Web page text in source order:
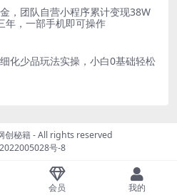
，团队自营小程序累计变现38W
年，一部手机即可操作
化少品玩法实操，小白0基础轻松
创秘籍- All rights reserved
号-8
会员 我的